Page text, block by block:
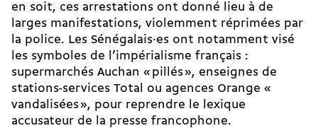
en soit, ces arrestations ont donné lieu à de
larges manifestations, violemment réprimées par
la police. Les Sénégalais·es ont notamment visé
les symboles de l’impérialisme français :
supermarchés Auchan « pillés », enseignes de
stations-services Total ou agences Orange «
vandalisées », pour reprendre le lexique
accusateur de la presse francophone.